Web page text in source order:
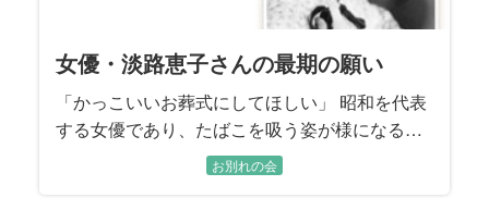
女優・淡路恵子さんの最期の願い
「かっこいいお葬式にしてほしい」 昭和を代表
する女優であり、たばこを吸う姿が様になる方
としても知られた淡路恵子さん。「私らしくか
っこいいお葬式にしてほしい」。 最期の願いを
お別れの会